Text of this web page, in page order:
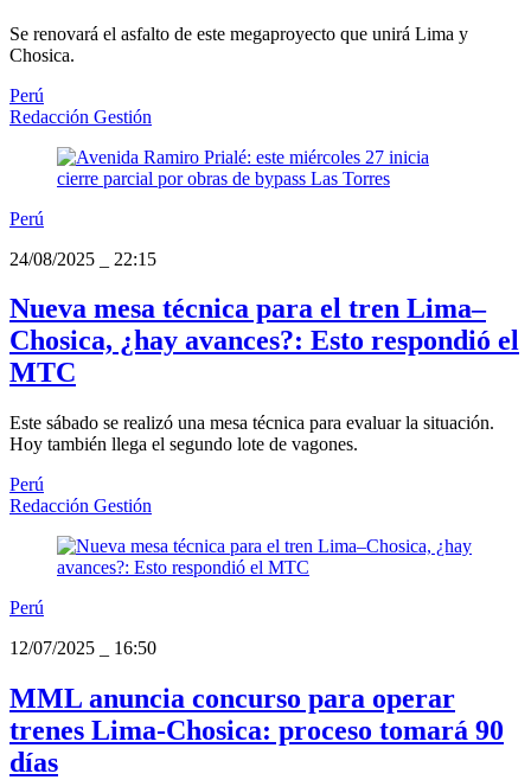
Se renovará el asfalto de este megaproyecto que unirá Lima y
Chosica.
Perú
Redacción Gestión
Perú
24/08/2025
22:15
Nueva mesa técnica para el tren Lima–
Chosica, ¿hay avances?: Esto respondió el
MTC
Este sábado se realizó una mesa técnica para evaluar la situación.
Hoy también llega el segundo lote de vagones.
Perú
Redacción Gestión
Perú
12/07/2025
16:50
MML anuncia concurso para operar
trenes Lima-Chosica: proceso tomará 90
días